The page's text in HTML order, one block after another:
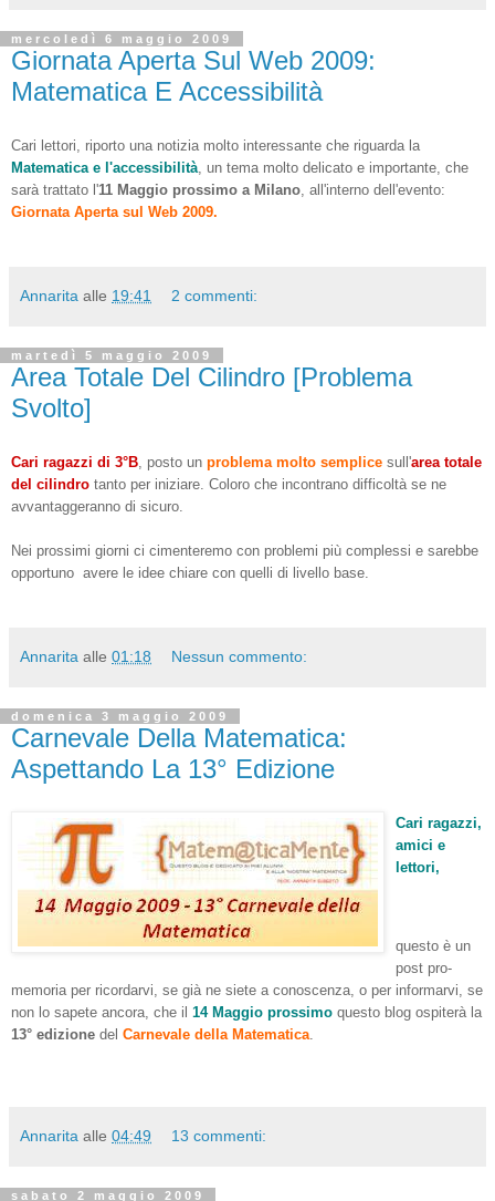
mercoledì 6 maggio 2009
Giornata Aperta Sul Web 2009:
Matematica E Accessibilità
Cari lettori, riporto una notizia molto interessante che riguarda la
Matematica e l'accessibilità, un tema molto delicato e importante, che
sarà trattato l'11 Maggio prossimo a Milano, all'interno dell'evento:
Giornata Aperta sul Web 2009.
Annarita alle 19:41 2 commenti:
martedì 5 maggio 2009
Area Totale Del Cilindro [Problema
Svolto]
Cari ragazzi di 3°B , posto un problema molto semplice sull'area totale
del cilindro tanto per iniziare. Coloro che incontrano difficoltà se ne
avvantaggeranno di sicuro.
Nei prossimi giorni ci cimenteremo con problemi più complessi e sarebbe
opportuno avere le idee chiare con quelli di livello base.
Annarita alle 01:18 Nessun commento:
domenica 3 maggio 2009
Carnevale Della Matematica:
Aspettando La 13° Edizione
Cari ragazzi,
amici e
lettori,
questo è un
post pro-
memoria per ricordarvi, se già ne siete a conoscenza, o per informarvi, se
non lo sapete ancora, che il 14 Maggio prossimo questo blog ospiterà la
13° edizione del Carnevale della Matematica.
Annarita alle 04:49 13 commenti:
sabato 2 maggio 2009